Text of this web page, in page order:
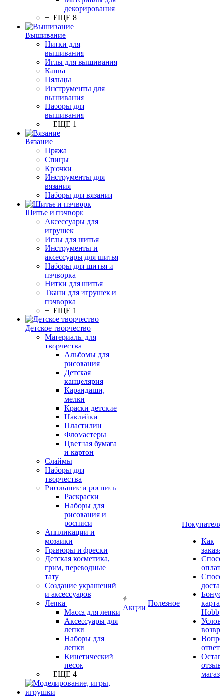
декорирования
+ ЕЩЕ 8
Вышивание
Нитки для
вышивания
Иглы для вышивания
Канва
Пяльцы
Инструменты для
вышивания
Наборы для
вышивания
+ ЕЩЕ 1
Вязание
Пряжа
Спицы
Крючки
Инструменты для
вязания
Наборы для вязания
Шитье и пэчворк
Аксессуары для
игрушек
Иглы для шитья
Инструменты и
аксессуары для шитья
Наборы для шитья и
пэчворка
Нитки для шитья
Ткани для игрушек и
пэчворка
+ ЕЩЕ 1
Детское творчество
Материалы для
творчества
Альбомы для
рисования
Детская
канцелярия
Карандаши,
мелки
Краски детские
Наклейки
Пластилин
Фломастеры
Цветная бумага
и картон
Слаймы
Наборы для
творчества
Рисование и роспись
Раскраски
Наборы для
рисования и
росписи
Аппликации и
мозаики
Гравюры и фрески
Детская косметика,
грим, переводные
тату
Создание украшений
и аксессуаров
Лепка
Масса для лепки
Аксессуары для
лепки
Наборы для
лепки
Кинетический
песок
+ ЕЩЕ 4
Акции
Полезное
Как
карта
ответ